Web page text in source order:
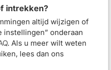
intrekken?
altijd wijzigen of
onderaan
. Als u meer wilt weten
lees dan ons
manier dat
initieel kleiner worden en
verdwijnen. Ik gebruik
als douchegel naar
in gebruik en produceert
reinigings laag.